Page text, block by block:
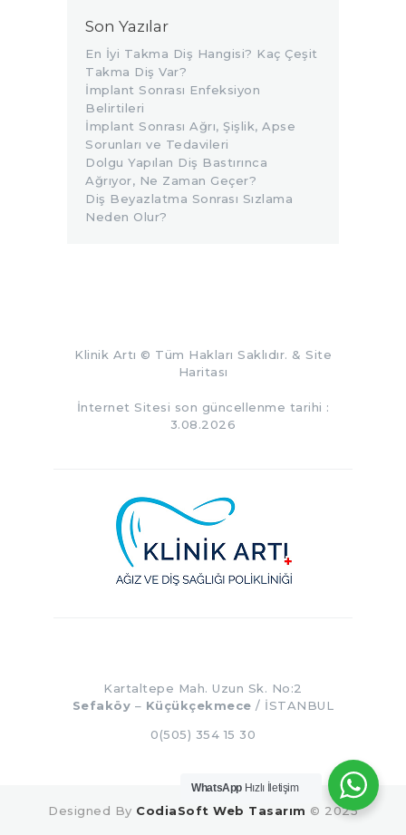
Son Yazılar
En İyi Takma Diş Hangisi? Kaç Çeşit
Takma Diş Var?
İmplant Sonrası Enfeksiyon
Belirtileri
İmplant Sonrası Ağrı, Şişlik, Apse
Sorunları ve Tedavileri
Dolgu Yapılan Diş Bastırınca
Ağrıyor, Ne Zaman Geçer?
Diş Beyazlatma Sonrası Sızlama
Neden Olur?
Klinik Artı © Tüm Hakları Saklıdır. & Site
Haritası
İnternet Sitesi son güncellenme tarihi :
3.08.2026
Kartaltepe Mah. Uzun Sk. No:2
Sefaköy – Küçükçekmece/ İSTANBUL
0(505) 354 15 30
Designed By CodiaSoft Web Tasarım © 2025
WhatsApp Hızlı İletişim